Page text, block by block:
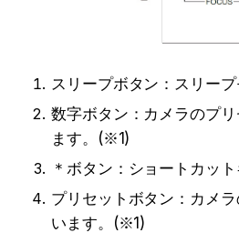
スリープボタン：スリープ
数字ボタン：カメラのプ
ます。(※1)
＊ボタン：ショートカット
プリセットボタン：カメ
います。
(※1 )